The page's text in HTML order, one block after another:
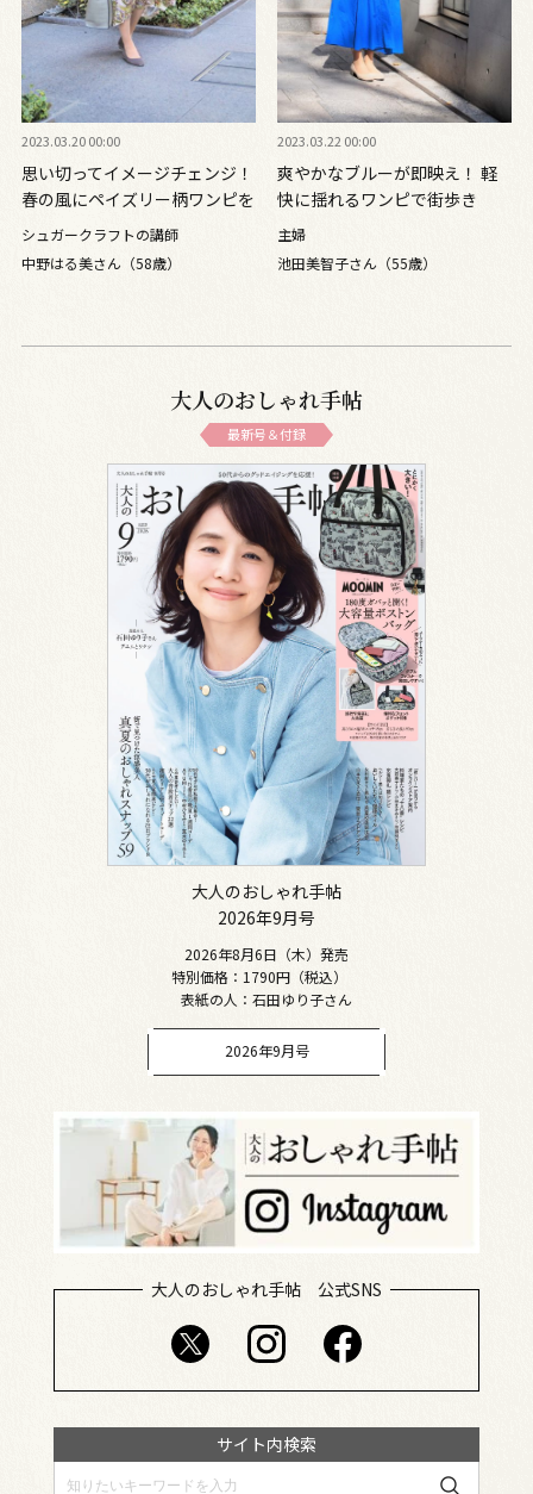
2023.03.20 00:00
思い切ってイメージチェンジ！
春の風にペイズリー柄ワンピを
なびかせて
シュガークラフトの講師
中野はる美さん（58歳）
2023.03.22 00:00
爽やかなブルーが即映え！ 軽
快に揺れるワンピで街歩き
主婦
池田美智子さん（55歳）
大人のおしゃれ手帖
最新号＆付録
大人のおしゃれ手帖
2026年9月号
2026年8月6日（木）発売
特別価格：1790円（税込）
表紙の人：石田ゆり子さん
2026年9月号
大人のおしゃれ手帖 公式SNS
サイト内検索